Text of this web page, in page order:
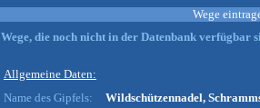
Wege
Wege, die noch nicht in der Datenbank verfügbar
Allgemeine Daten:
Name des Gipfels:
Wildschützennadel,